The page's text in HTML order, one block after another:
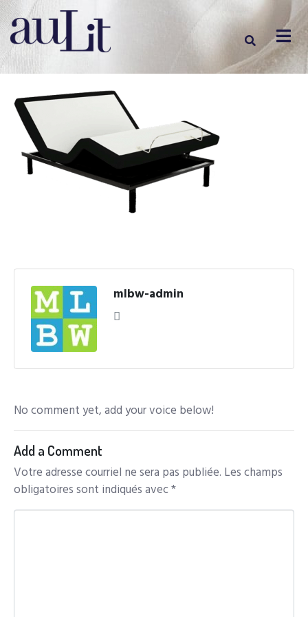
mlbw-admin
No comment yet, add your voice below!
Add a Comment
Votre adresse courriel ne sera pas publiée. Les champs
obligatoires sont indiqués avec*
C